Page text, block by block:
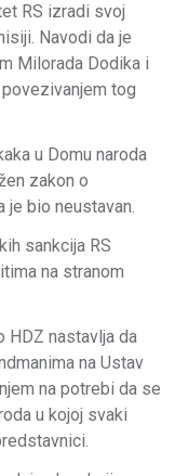
RS izradi svoj
Navodi da je
Milorada Dodika i
tog
u Domu naroda
zakon o
je bio neustavan.
sankcija RS
na stranom
HDZ nastavlja da
na Ustav
na potrebi da se
u kojoj svaki